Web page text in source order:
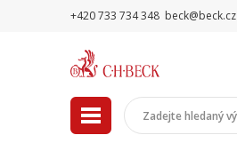
+420 733 734 348 beck@beck.cz